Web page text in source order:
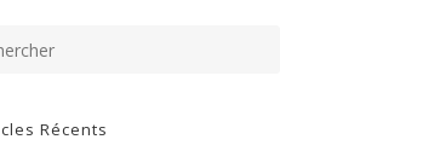
Récents